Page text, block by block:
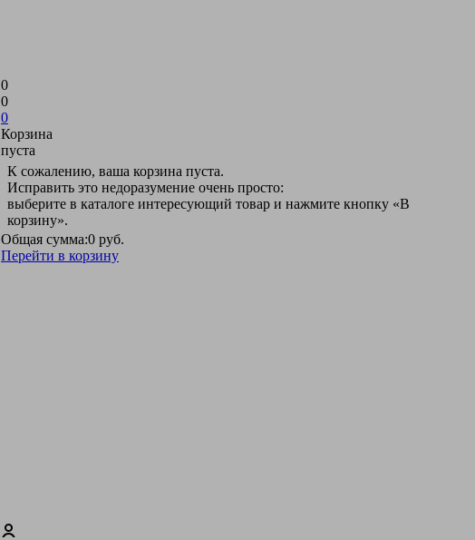
0
0
0
Корзина
пуста
К сожалению, ваша корзина пуста.
Исправить это недоразумение очень просто:
выберите в каталоге интересующий товар и нажмите кнопку «В
корзину».
Общая сумма:0 руб.
Перейти в корзину